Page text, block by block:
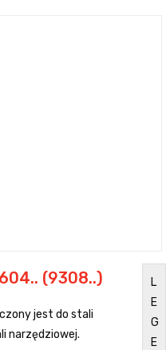
(9308..)
jest do stali
narzędziowej.
L
E
G
E